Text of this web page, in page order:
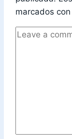
marcados con